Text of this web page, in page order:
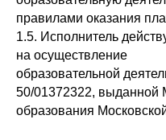
правилами оказания
1.5. Исполнитель
на осуществление
образовательной
50/01372322, выданной
образования